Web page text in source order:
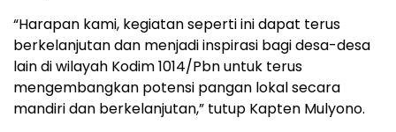
“Harapan kami, kegiatan seperti ini dapat terus
berkelanjutan dan menjadi inspirasi bagi desa-desa
lain di wilayah Kodim 1014/Pbn untuk terus
mengembangkan potensi pangan lokal secara
mandiri dan berkelanjutan,” tutup Kapten Mulyono.